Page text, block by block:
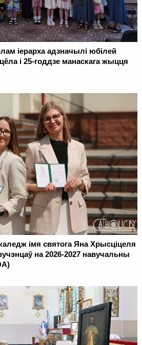
іерарха адзначылі юбілей
і 25-годдзе манаскага жыцця
імя святога Яна Хрысціцеля
на 2026-2027 навучальны